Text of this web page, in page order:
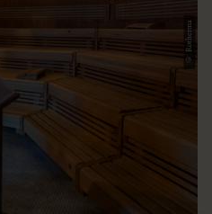
© Rotherma